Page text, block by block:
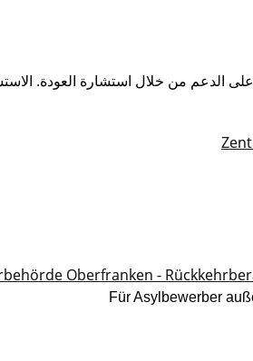
الدعم من خلال استشارة العودة.‏
Oberfranken -
Für Asylbewerber